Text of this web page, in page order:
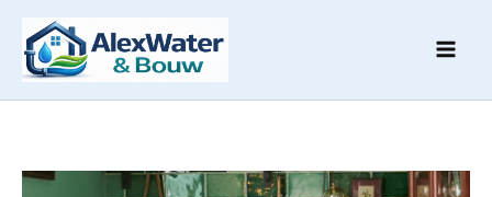
naar
inhoud